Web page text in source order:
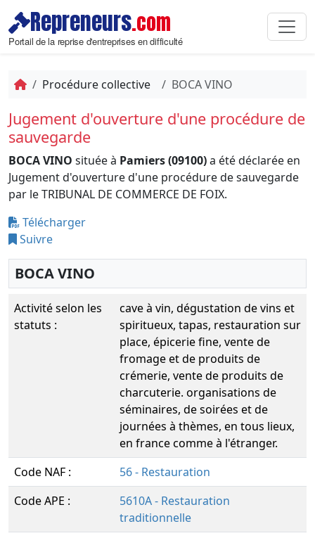
Repreneurs.com
Portail de la reprise d'entreprises en difficulté
Procédure collective BOCA VINO
Jugement d'ouverture d'une procédure de
sauvegarde
BOCA VINO située à Pamiers (09100)a été déclarée en
Jugement d'ouverture d'une procédure de sauvegarde
par le TRIBUNAL DE COMMERCE DE FOIX.
Télécharger
Suivre
BOCA VINO
Activité selon les
statuts :
cave à vin, dégustation de vins et
spiritueux, tapas, restauration sur
place, épicerie fine, vente de
fromage et de produits de
crémerie, vente de produits de
charcuterie. organisations de
séminaires, de soirées et de
journées à thèmes, en tous lieux,
en france comme à l'étranger.
Code NAF :
56 - Restauration
Code APE :
5610A - Restauration
traditionnelle